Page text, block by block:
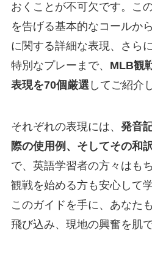
おくことが不可欠です。こ
を告げる基本的なコールか
に関する詳細な表現、さら
特別なプレーまで、 MLB観
表現を70個厳選してご紹介
それぞれの表現には、 発音
際の使用例、そしてその和
で、英語学習者の方々はも
観戦を始める方も安心して
このガイドを手に、あなた
飛び込み、現地の興奮を肌